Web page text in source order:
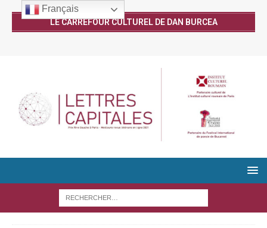
LE CARREFOUR CULTUREL DE DAN BURCEA
Français